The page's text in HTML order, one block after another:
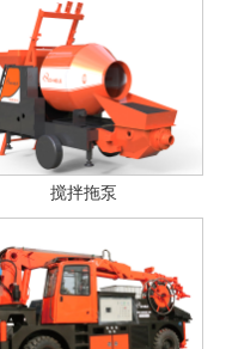
搅拌拖泵